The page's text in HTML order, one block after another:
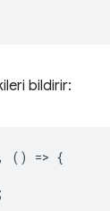
bildirir:
, () => {